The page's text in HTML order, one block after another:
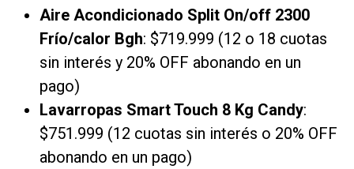
Aire Acondicionado Split On/off 2300
Frío/calor Bgh: $719.999 (12 o 18 cuotas
sin interés y 20% OFF abonando en un
pago)
Lavarropas Smart Touch 8 Kg Candy:
$751.999 (12 cuotas sin interés o 20% OFF
abonando en un pago)